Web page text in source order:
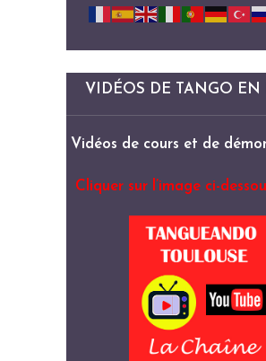
VIDÉOS DE TANGO EN
Vidéos de cours et de
Cliquer sur l’image ci-